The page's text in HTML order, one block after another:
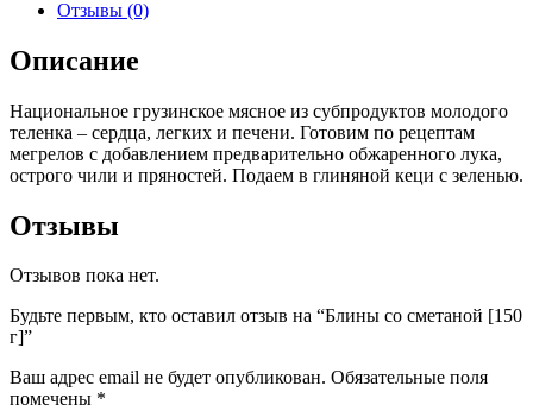
Отзывы (0)
Описание
Национальное грузинское мясное из субпродуктов молодого
теленка – сердца, легких и печени. Готовим по рецептам
мегрелов с добавлением предварительно обжаренного лука,
острого чили и пряностей. Подаем в глиняной кеци с зеленью.
Отзывы
Отзывов пока нет.
Будьте первым, кто оставил отзыв на “Блины со сметаной [150
г]”
Ваш адрес email не будет опубликован. Обязательные поля
помечены *